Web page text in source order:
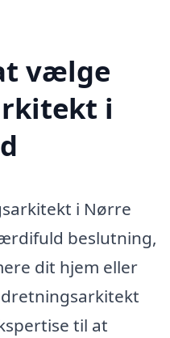
vælge
i
i Nørre
beslutning,
dit hjem eller
til at